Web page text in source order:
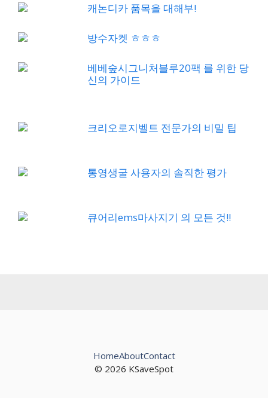
캐논디카 품목을 대해부!
방수자켓 ㅎㅎㅎ
베베숲시그니처블루20팩 를 위한 당
신의 가이드
크리오로지벨트 전문가의 비밀 팁
통영생굴 사용자의 솔직한 평가
큐어리ems마사지기 의 모든 것!!
© 2026 KSaveSpot
HomeAboutContact